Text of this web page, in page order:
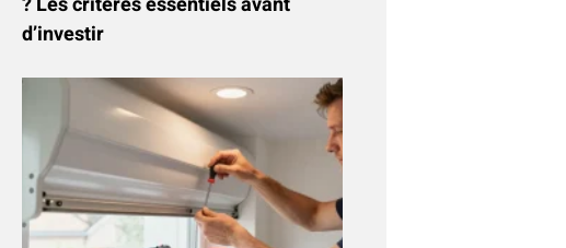
d’investir